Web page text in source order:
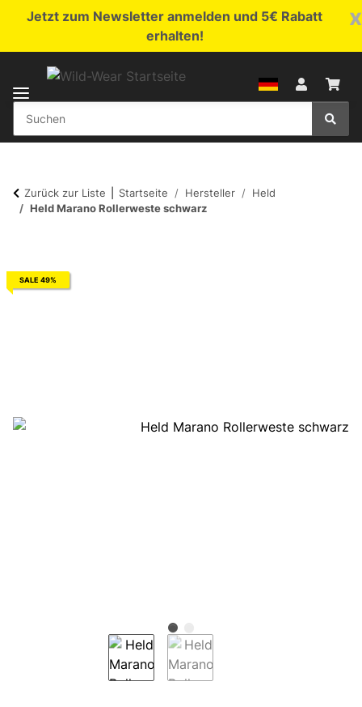
x
Jetzt zum Newsletter anmelden und 5€ Rabatt
erhalten!
Zurück zur Liste Startseite Hersteller
Held
Held Marano Rollerweste schwarz
SALE 49%